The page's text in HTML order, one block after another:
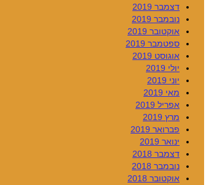
דצמבר 2019
נובמבר 2019
אוקטובר 2019
ספטמבר 2019
אוגוסט 2019
יולי 2019
יוני 2019
מאי 2019
אפריל 2019
מרץ 2019
פברואר 2019
ינואר 2019
דצמבר 2018
נובמבר 2018
אוקטובר 2018